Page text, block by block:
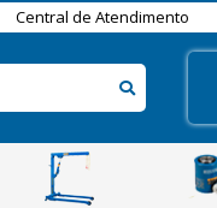
Central de Atendimento